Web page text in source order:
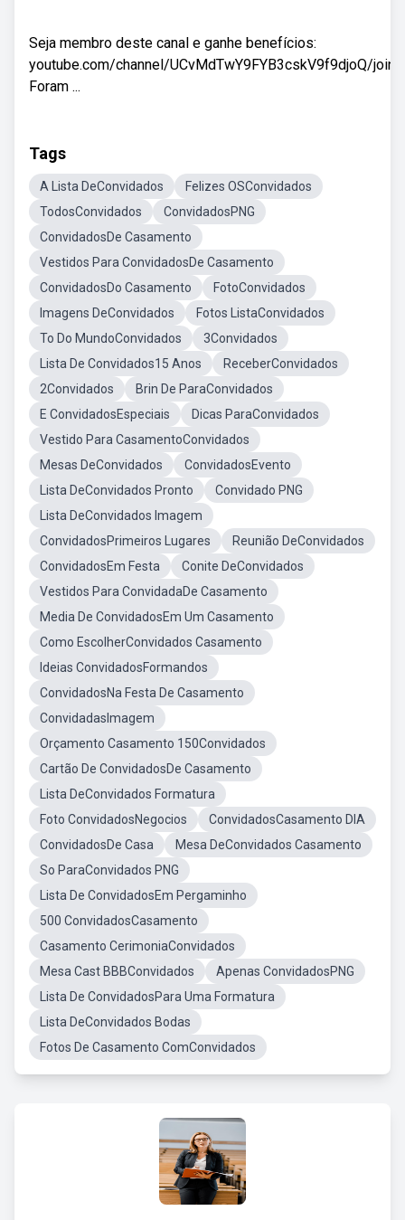
Seja membro deste canal e ganhe benefícios:
youtube.com/channel/UCvMdTwY9FYB3cskV9f9djoQ/join
Foram ...
Tags
A Lista DeConvidados
Felizes OSConvidados
TodosConvidados
ConvidadosPNG
ConvidadosDe Casamento
Vestidos Para ConvidadosDe Casamento
ConvidadosDo Casamento
FotoConvidados
Imagens DeConvidados
Fotos ListaConvidados
To Do MundoConvidados
3Convidados
Lista De Convidados15 Anos
ReceberConvidados
2Convidados
Brin De ParaConvidados
E ConvidadosEspeciais
Dicas ParaConvidados
Vestido Para CasamentoConvidados
Mesas DeConvidados
ConvidadosEvento
Lista DeConvidados Pronto
Convidado PNG
Lista DeConvidados Imagem
ConvidadosPrimeiros Lugares
Reunião DeConvidados
ConvidadosEm Festa
Conite DeConvidados
Vestidos Para ConvidadaDe Casamento
Media De ConvidadosEm Um Casamento
Como EscolherConvidados Casamento
Ideias ConvidadosFormandos
ConvidadosNa Festa De Casamento
ConvidadasImagem
Orçamento Casamento 150Convidados
Cartão De ConvidadosDe Casamento
Lista DeConvidados Formatura
Foto ConvidadosNegocios
ConvidadosCasamento DIA
ConvidadosDe Casa
Mesa DeConvidados Casamento
So ParaConvidados PNG
Lista De ConvidadosEm Pergaminho
500 ConvidadosCasamento
Casamento CerimoniaConvidados
Mesa Cast BBBConvidados
Apenas ConvidadosPNG
Lista De ConvidadosPara Uma Formatura
Lista DeConvidados Bodas
Fotos De Casamento ComConvidados